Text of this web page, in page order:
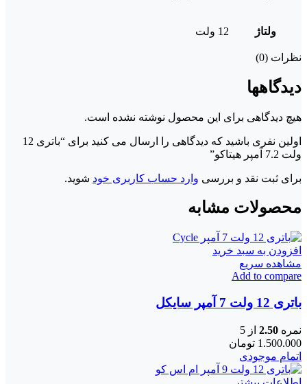
ولتاژ 12 ولت
نظرات (0)
دیدگاهها
هیچ دیدگاهی برای این محصول نوشته نشده است.
اولین نفری باشید که دیدگاهی را ارسال می کنید برای “باتری 12
ولت 7.2 آمپر هیتاکو”
برای ثبت نقد و بررسی وارد حساب کاربری خود شوید.
محصولات مشابه
افزودن به سبد خرید
مشاهده سریع
Add to compare
باتری 12 ولت 7 آمپر سایکل
نمره 2.50 از 5
1.500.000 تومان
اتمام موجودی